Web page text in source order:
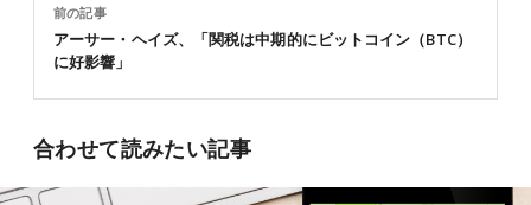
前の記事
アーサー・ヘイズ、「関税は中期的にビットコイン（BTC）
に好影響」
合わせて読みたい記事